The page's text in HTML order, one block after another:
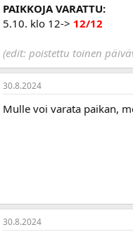
PAIKKOJA VARATTU:
5.10. klo 12-> 12/12
(edit: poistettu toinen
30.8.2024
Mulle voi varata paikan,
30.8.2024